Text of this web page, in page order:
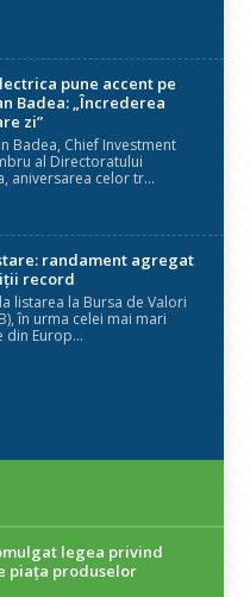
pune accent pe
Badea: „Încrederea
zi”
Badea, Chief Investment
al Directoratului
aniversarea celor tr...
randament agregat
record
listarea la Bursa de Valori
în urma celei mai mari
Europ...
legea privind
piaţa produselor